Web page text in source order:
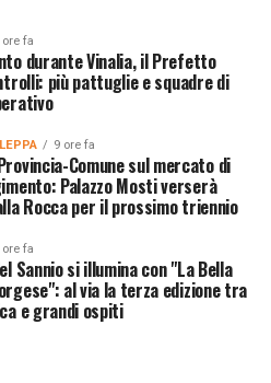
ore fa
durante Vinalia, il Prefetto
più pattuglie e squadre di
9 ore fa
Comune sul mercato di
Palazzo Mosti verserà
Rocca per il prossimo triennio
ore fa
Sannio si illumina con "La Bella
al via la terza edizione tra
e grandi ospiti